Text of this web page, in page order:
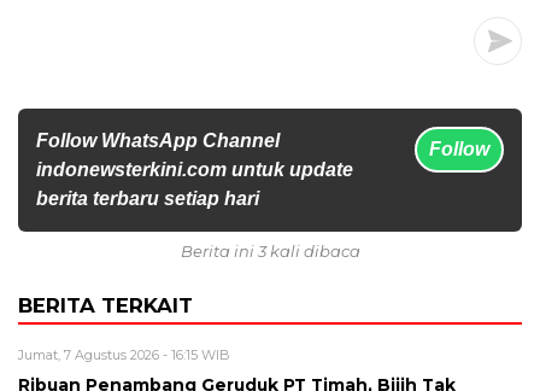
Follow WhatsApp Channel
indonewsterkini.com untuk update
berita terbaru setiap hari
Follow
Berita ini 3 kali dibaca
BERITA TERKAIT
Jumat, 7 Agustus 2026 - 16:15 WIB
Ribuan Penambang Geruduk PT Timah, Bijih Tak